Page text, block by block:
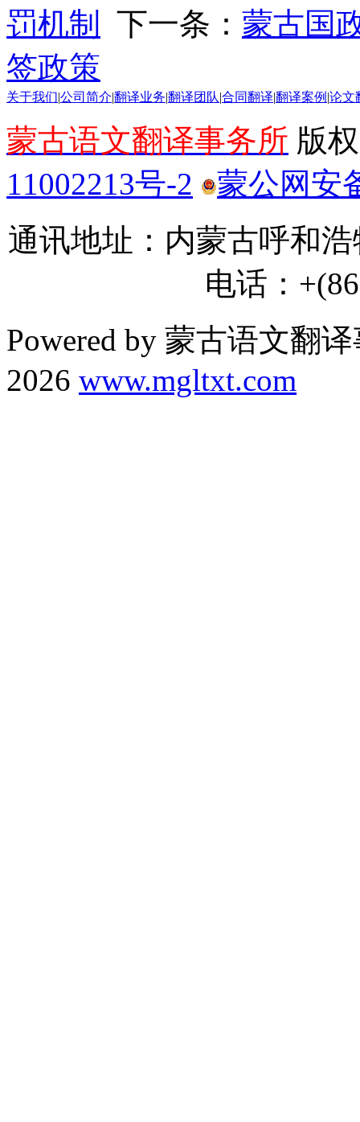
罚机制 下一条： 蒙古国
签政策
关于我们 公司简介 翻译业务 翻译团队 合同翻译 翻译案例 论文
蒙古语文翻译事务所 版
11002213号-2
蒙公网安
通讯地址：内蒙古呼和
电话：
Powered by 蒙古语文翻
2026 www.mgltxt.com